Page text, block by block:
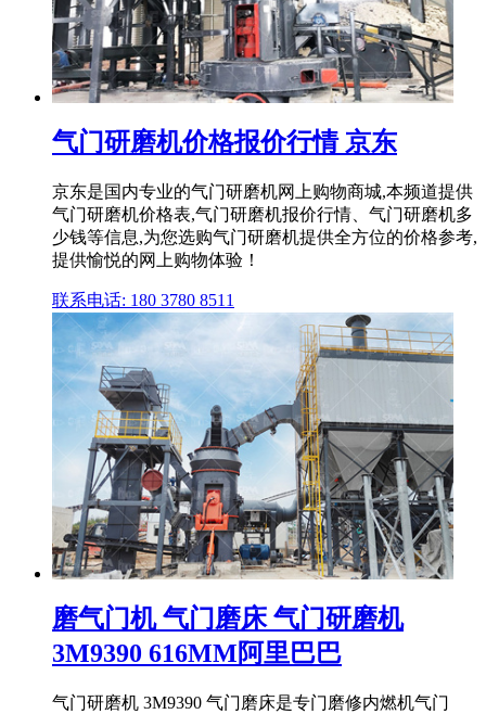
气门研磨机价格报价行情 京东
京东是国内专业的气门研磨机网上购物商城,本频道提供
气门研磨机价格表,气门研磨机报价行情、气门研磨机多
少钱等信息,为您选购气门研磨机提供全方位的价格参考,
提供愉悦的网上购物体验！
联系电话: 180 3780 8511
磨气门机 气门磨床 气门研磨机
3M9390 616MM阿里巴巴
气门研磨机 3M9390 气门磨床是专门磨修内燃机气门